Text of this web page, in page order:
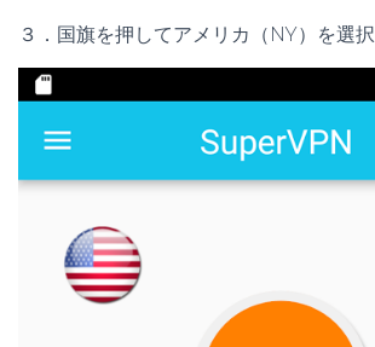
３．国旗を押してアメリカ（NY）を選択